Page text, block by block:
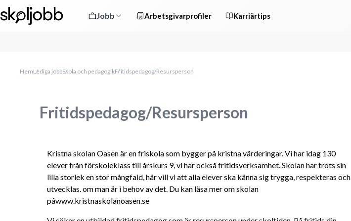
Jobb Arbetsgivarprofiler Karriärtips
HemLediga jobbSkola och pedagogikFritidspedagog/Resursperson
Fritidspedagog/Resursperson
Kristna skolan Oasen är en friskola som bygger på kristna värderingar. Vi har idag 130
elever från förskoleklass till årskurs 9, vi har också fritidsverksamhet. Skolan har trots sin
lilla storlek en stor mångfald, här vill vi att alla elever ska känna sig trygga, respekteras och
utvecklas. om man är i behov av det. Du kan läsa mer om skolan
påwww.kristnaskolanoasen.se